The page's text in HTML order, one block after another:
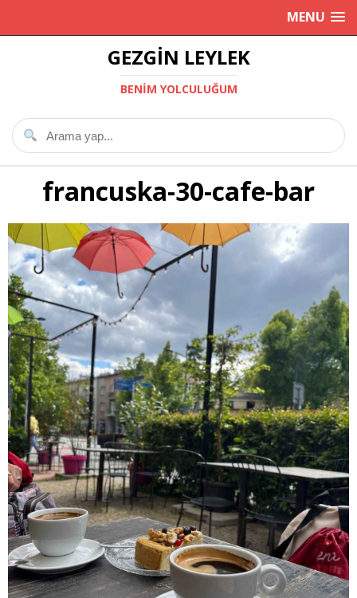
MENU
GEZGIN LEYLEK
BENIM YOLCULUĞUM
francuska-30-cafe-bar